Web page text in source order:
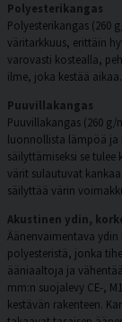
Polyesterikangas
Polyesterikangas (260
väritarkkuus, erittäin
varovasti kostealla,
ilme, joka kestää aikaa.
Puuvillakangas
Puuvillakangas (260
luonnollista lämpöä ja
säilyttämiseksi se
värit sulautuvat
säilyttää värin
Akustinen ydin,
Äänenvaimentava
polyesteristä, jonka
ääniaaltoja ja
mm:n suojalevy CE-,
kestävän rakenteen.